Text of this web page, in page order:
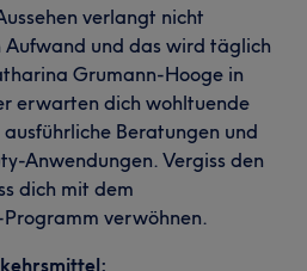
verlangt nicht
und das wird täglich
Grumann-Hooge in
erwarten dich wohltuende
Beratungen und
Anwendungen. Vergiss den
dich mit dem
verwöhnen.